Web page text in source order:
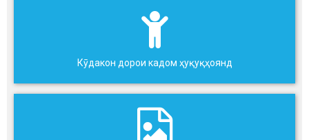
Кӯдакон дорои кадом ҳуқуқҳоянд